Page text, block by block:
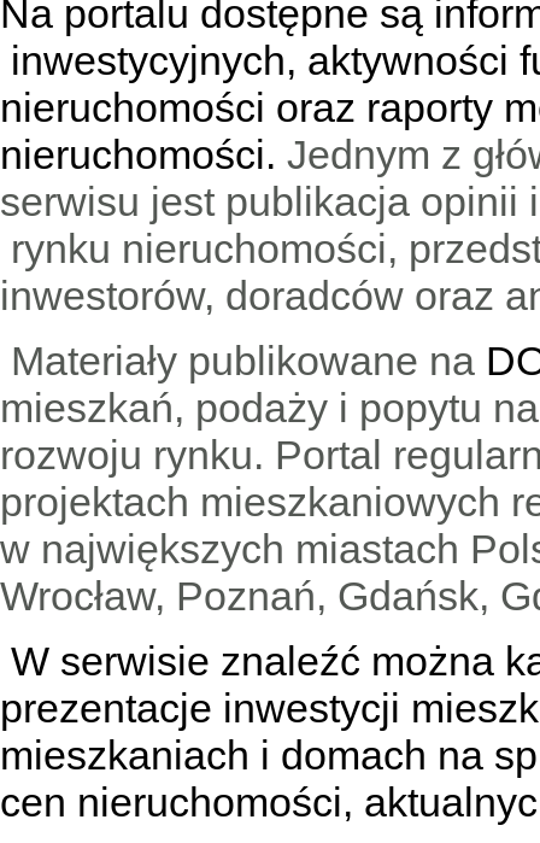
Na portalu dostępne są
inwestycyjnych, aktywności
nieruchomości oraz raporty
nieruchomości. Jednym z
serwisu jest publikacja
rynku nieruchomości,
inwestorów, doradców oraz
Materiały publikowane na
mieszkań, podaży i popytu
rozwoju rynku. Portal
projektach mieszkaniowych
w największych miastach
Wrocław, Poznań, Gdańsk,
W serwisie znaleźć można
prezentacje inwestycji
mieszkaniach i domach na
cen nieruchomości,